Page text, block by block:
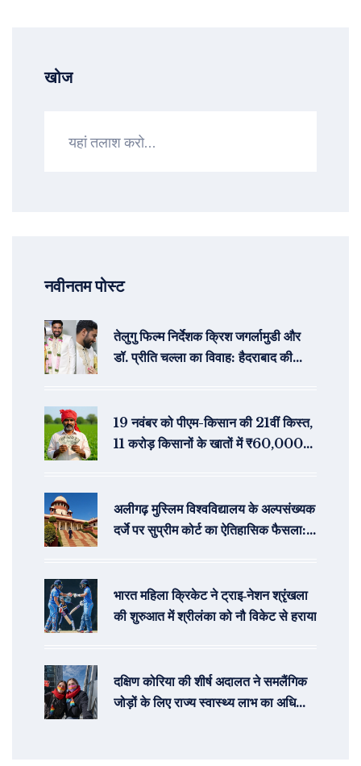
खोज
नवीनतम पोस्ट
तेलुगु फिल्म निर्देशक क्रिश जगर्लामुडी और
डॉ. प्रीति चल्ला का विवाह: हैदराबाद की
19 नवंबर को पीएम-किसान की 21वीं किस्त,
11 करोड़ किसानों के खातों में ₹60,000
अलीगढ़ मुस्लिम विश्वविद्यालय के अल्पसंख्यक
दर्जे पर सुप्रीम कोर्ट का ऐतिहासिक फैसला:
भारत महिला क्रिकेट ने ट्राइ‑नेशन श्रृंखला
की शुरुआत में श्रीलंका को नौ विकेट से हराया
दक्षिण कोरिया की शीर्ष अदालत ने समलैंगिक
जोड़ों के लिए राज्य स्वास्थ्य लाभ का अधिकार